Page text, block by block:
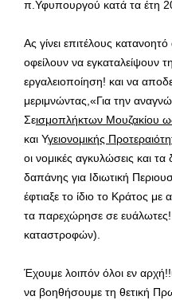
π.Υφυπουργού κατά τα έτη
Ας γίνει επιτέλους
οφείλουν να εγκαταλείψουν
εργαλειοποίηση! και να
μεριμνώντας,«Για την
Σεισμοπλήκτων Μουζακίου
και Υγειονομικής
οι νομικές αγκυλώσεις και
δαπάνης για Ιδιωτική
έφτιαξε το ίδιο το Κράτος με
τα παρεχώρησε σε
καταστροφών).
Έχουμε λοιπόν όλοι εν
να βοηθήσουμε τη θετική